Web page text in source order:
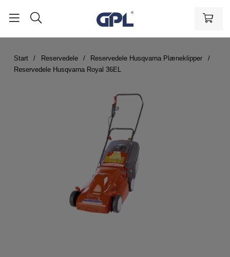
Start Reservedele
Reservedele Husqvarna Plæneklipper
Reservedele Husqvarna Royal 36EL